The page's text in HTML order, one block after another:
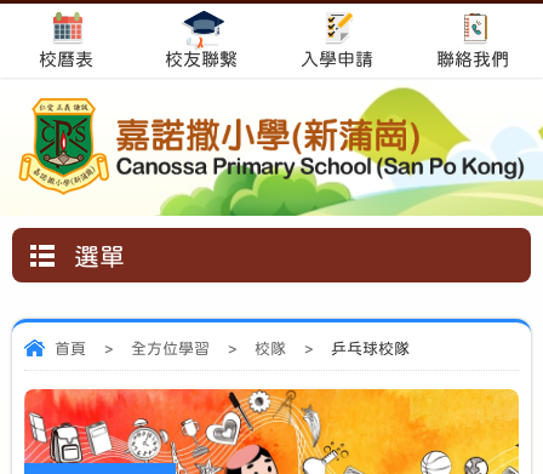
校曆表 校友聯繫 入學申請 聯絡我們
選單
首頁 > 全方位學習 > 校隊 > 乒乓球校隊